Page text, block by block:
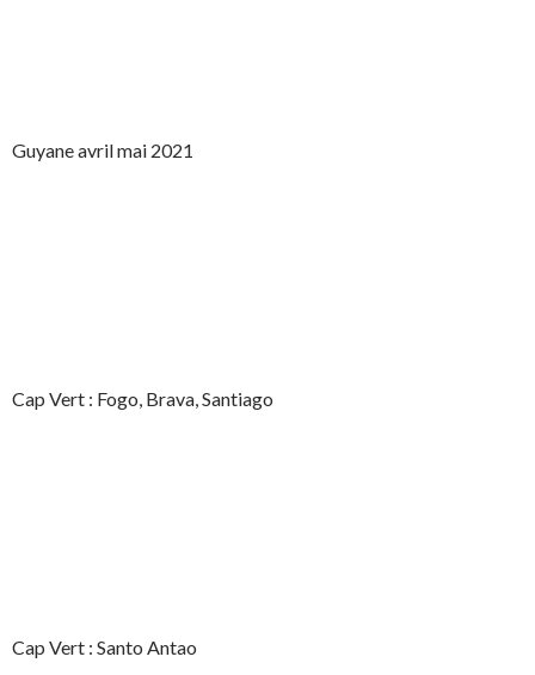
Guyane avril mai 2021
Cap Vert : Fogo, Brava, Santiago
Cap Vert : Santo Antao